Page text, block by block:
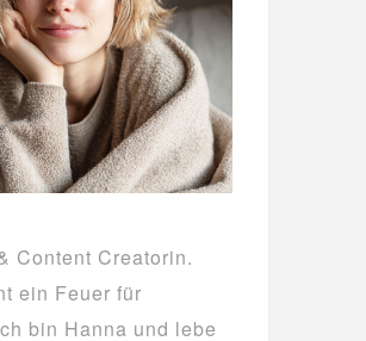
Content Creatorin.
ein Feuer für
bin Hanna und lebe